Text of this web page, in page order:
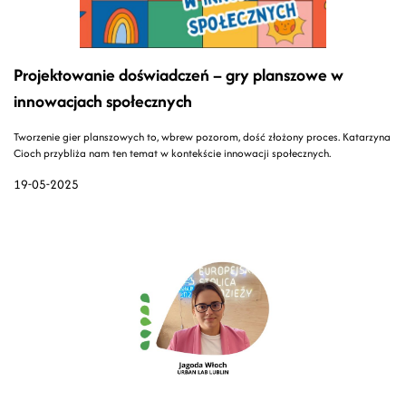
19-05-2025
Projektowanie doświadczeń – gry planszowe w
innowacjach społecznych
Tworzenie gier planszowych to, wbrew pozorom, dość złożony proces. Katarzyna
Cioch przybliża nam ten temat w kontekście innowacji społecznych.